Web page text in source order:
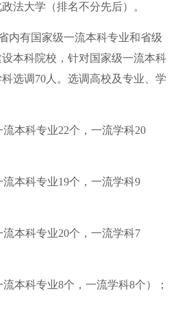
法大学（排名不分先后）。
有国家级一流本科专业和省级
本科院校，针对国家级一流本科
选调70人。选调高校及专业、学
科专业22个，一流学科20
科专业19个，一流学科9
科专业20个，一流学科7
科专业8个，一流学科8个）；